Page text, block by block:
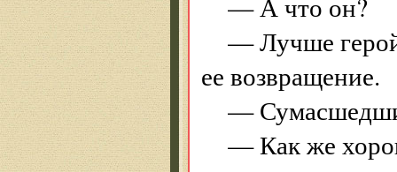
— Лучше
ее возвращение.
—
— Как же